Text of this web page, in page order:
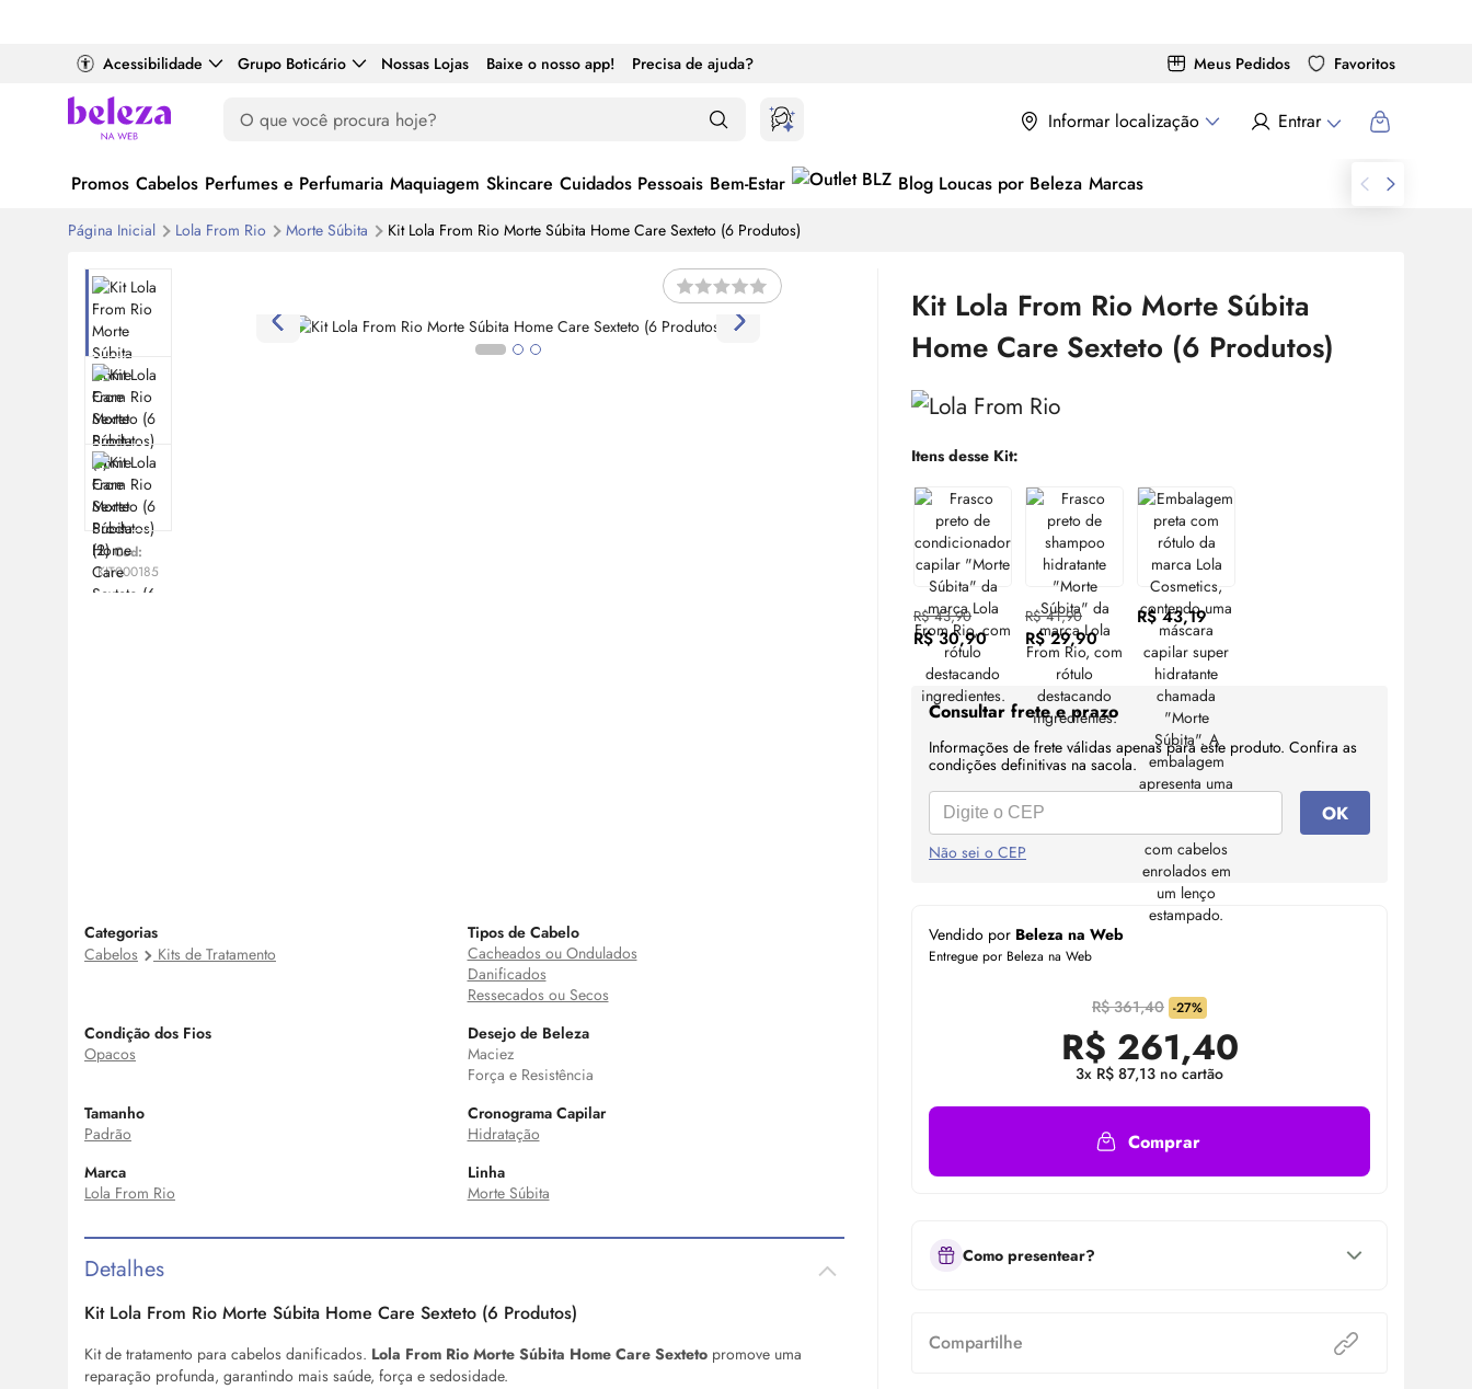
Acessibilidade Grupo Boticário Nossas Lojas Baixe o nosso app! Precisa de ajuda? Meus Pedidos Favoritos
Informar localização Entrar
Promos Cabelos Perfumes e Perfumaria Maquiagem Skincare Cuidados Pessoais Bem-Estar Blog Loucas por Beleza Marcas
Página Inicial Lola From Rio Morte Súbita Kit Lola From Rio Morte Súbita Home Care Sexteto (6 Produtos)
Kit Lola From Rio Morte Súbita
Home Care Sexteto (6 Produtos)
Itens desse Kit:
R$ 43,90
R$ 30,90
R$ 41,90
R$ 29,90
R$ 43,19
Consultar frete e prazo
Informações de frete válidas apenas para este produto. Confira as
condições definitivas na sacola.
OK
Não sei o CEP
Vendido por Beleza na Web
Entregue por Beleza na Web
R$ 361,40 -27%
R$ 261,40
3x R$ 87,13 no cartão
Comprar
Como presentear?
Compartilhe
Cod:
KIT000185
Categorias
Cabelos
Kits de Tratamento
Tipos de Cabelo
Cacheados ou Ondulados
Danificados
Ressecados ou Secos
Condição dos Fios
Opacos
Desejo de Beleza
Maciez
Força e Resistência
Tamanho
Padrão
Cronograma Capilar
Hidratação
Marca
Lola From Rio
Linha
Morte Súbita
Detalhes
Kit Lola From Rio Morte Súbita Home Care Sexteto (6 Produtos)
Kit de tratamento para cabelos danificados. Lola From Rio Morte Súbita Home Care Sexteto promove uma
reparação profunda, garantindo mais saúde, força e sedosidade.